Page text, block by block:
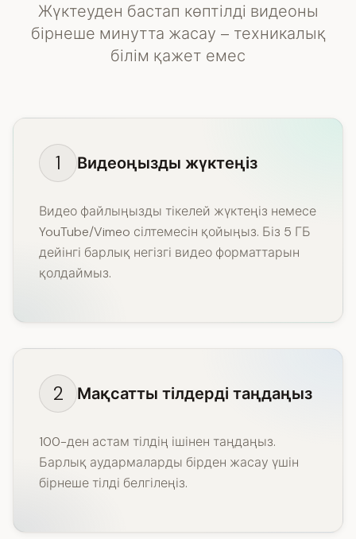
Жүктеуден бастап көптілді видеоны
бірнеше минутта жасау – техникалық
білім қажет емес
1 Видеоңызды жүктеңіз
Видео файлыңызды тікелей жүктеңіз немесе
YouTube/Vimeo сілтемесін қойыңыз. Біз 5 ГБ
дейінгі барлық негізгі видео форматтарын
қолдаймыз.
2 Мақсатты тілдерді таңдаңыз
100-ден астам тілдің ішінен таңдаңыз.
Барлық аудармаларды бірден жасау үшін
бірнеше тілді белгілеңіз.